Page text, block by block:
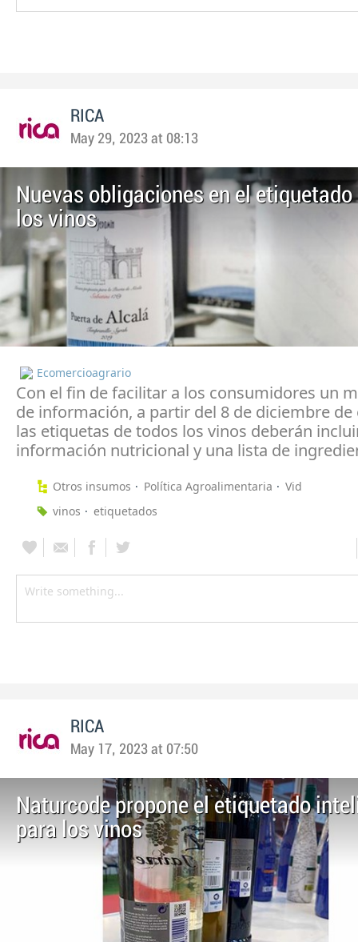
RICA
May 29, 2023 at 08:13
Nuevas obligaciones en el
los vinos
Ecomercioagrario
Con el fin de facilitar a los consumidores un
de información, a partir del 8 de diciembre de
las etiquetas de todos los vinos deberán
información nutricional y una lista de
Otros insumos Política Agroalimentaria
Vid
vinos
etiquetados
RICA
May 17, 2023 at 07:50
Naturcode propone el etiquetado
para los vinos